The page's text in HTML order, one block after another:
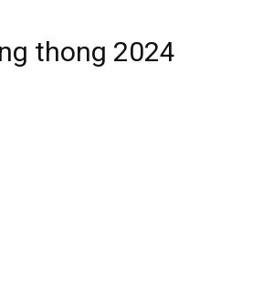
thong 2024